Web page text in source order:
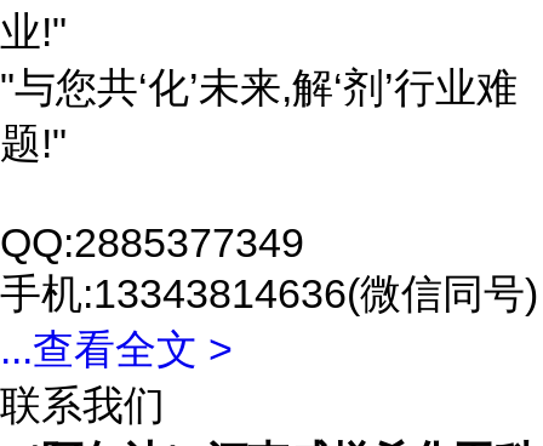
业!"
"与您共‘化’未来,解‘剂’行业难
题!"
QQ:2885377349
手机:13343814636(微信同号)
...查看全文 >
联系我们